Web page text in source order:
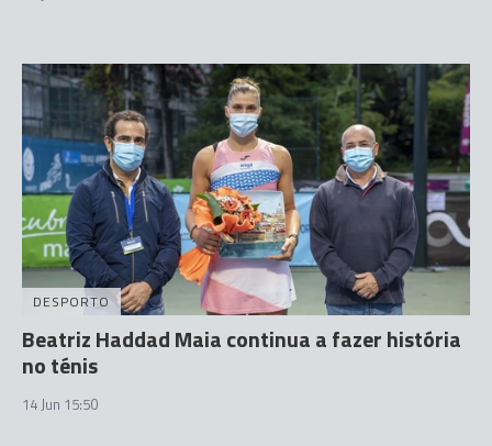
DESPORTO
Beatriz Haddad Maia continua a fazer história
no ténis
14 Jun 15:50